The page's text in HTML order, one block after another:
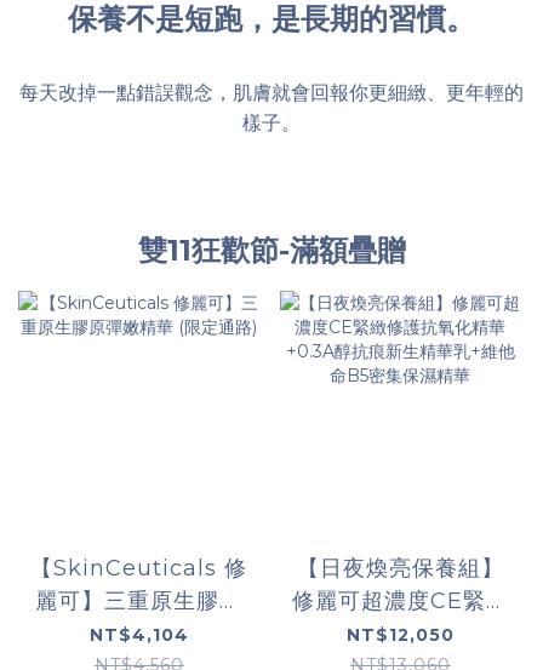
保養不是短跑，是長期的習慣。
每天改掉一點錯誤觀念，肌膚就會回報你更細緻、更年輕的
樣子。
雙11狂歡節-滿額疊贈
【SkinCeuticals 修
麗可】三重原生膠原
彈嫩精華 (限定通路)
NT$4,104
NT$4,560
【日夜煥亮保養組】
修麗可超濃度CE緊緻
修護抗氧化精華
NT$12,050
NT$13,060